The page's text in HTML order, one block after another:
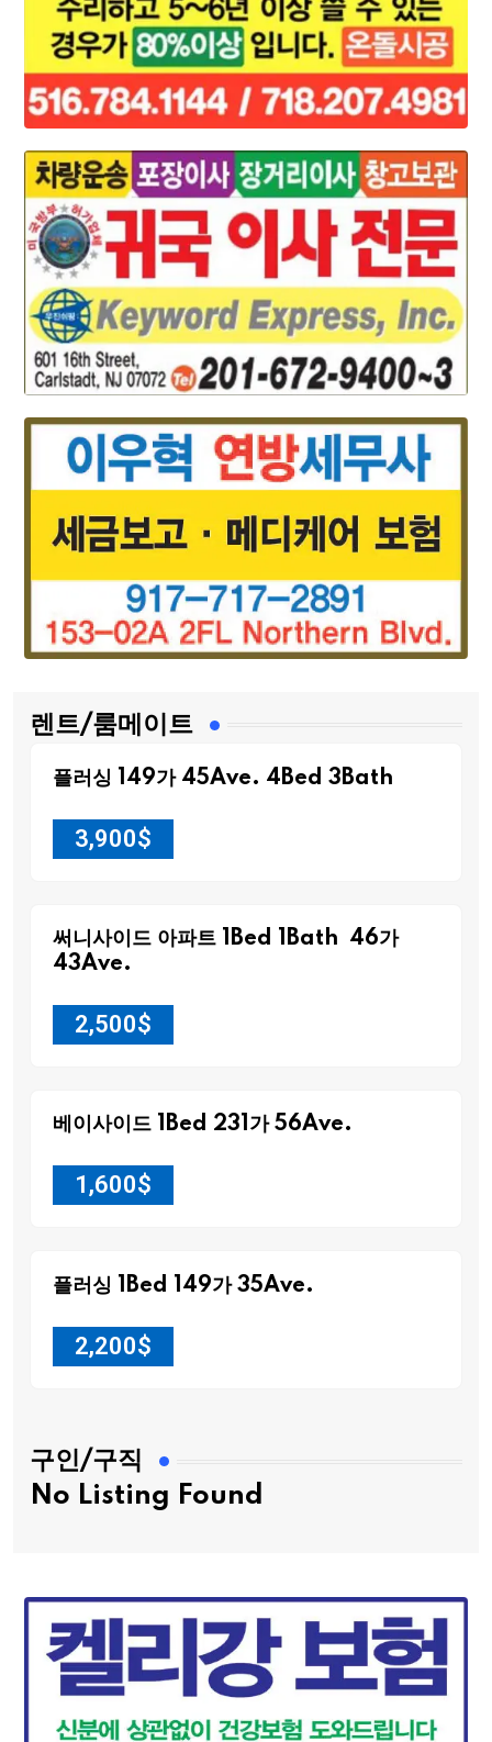
렌트/룸메이트
플러싱 149가 45Ave. 4Bed 3Bath
3,900$
써니사이드 아파트 1Bed 1Bath 46가
43Ave.
2,500$
베이사이드 1Bed 231가 56Ave.
1,600$
플러싱 1Bed 149가 35Ave.
2,200$
구인/구직
No Listing Found